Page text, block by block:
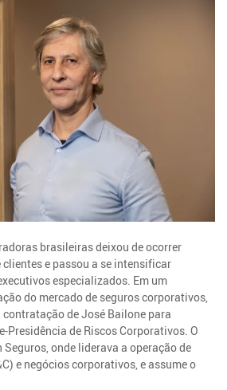
brasileiras deixou de ocorrer
e passou a se intensificar
especializados. Em um
do mercado de seguros corporativos,
de José Bailone para
Presidência de Riscos Corporativos. O
onde liderava a operação de
e negócios corporativos, e assume o